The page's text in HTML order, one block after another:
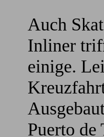
Auch
Inliner
einige.
Puerto de